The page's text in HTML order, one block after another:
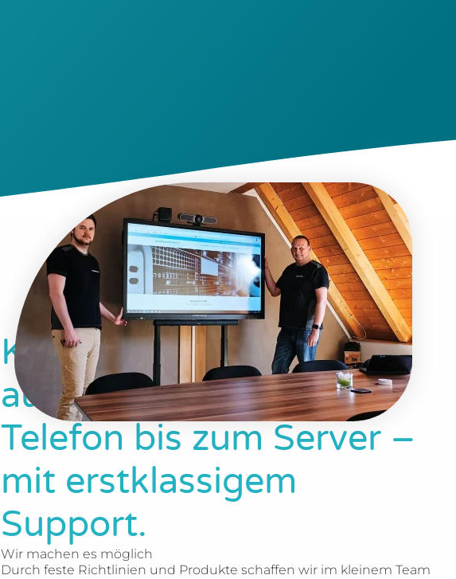
Komplette IT-Lösungen
aus einer Hand: Vom
Telefon bis zum Server –
mit erstklassigem
Support.
Wir machen es möglich
Durch feste Richtlinien und Produkte schaffen wir im kleinem Team